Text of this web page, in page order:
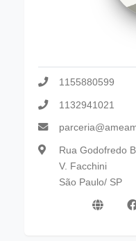
1155880599
1132941021
Rua Godofredo
V. Facchini
São Paulo/ SP